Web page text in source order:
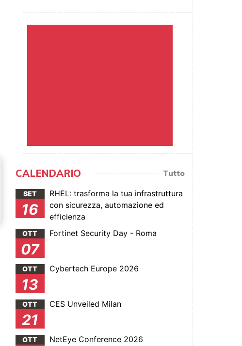
CALENDARIO Tutto
SET
16
RHEL: trasforma la tua infrastruttura
con sicurezza, automazione ed
efficienza
OTT
07
Fortinet Security Day - Roma
OTT
13
Cybertech Europe 2026
OTT
21
CES Unveiled Milan
OTT NetEye Conference 2026